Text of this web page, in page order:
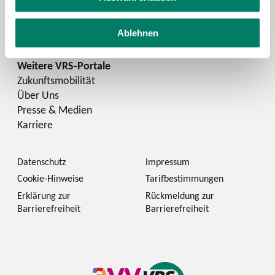
Ablehnen
Zukunftsmobilität
Über Uns
Presse & Medien
Karriere
Datenschutz
Impressum
Cookie-Hinweise
Tarifbestimmungen
Erklärung zur
Barrierefreiheit
Rückmeldung zur
Barrierefreiheit